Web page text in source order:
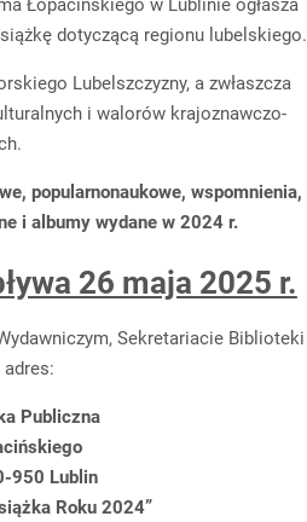
Łopacińskiego w Lublinie ogłasza
dotyczącą regionu lubelskiego.
Lubelszczyzny, a zwłaszcza
i walorów krajoznawczo-
popularnonaukowe, wspomnienia,
i albumy wydane w 2024 r.
26 maja 2025 r.
Sekretariacie Biblioteki
adres:
Publiczna
950 Lublin
Roku 2024”